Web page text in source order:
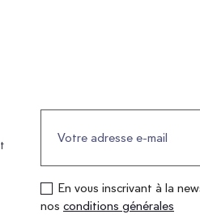
En vous inscrivant à la
nos conditions générales